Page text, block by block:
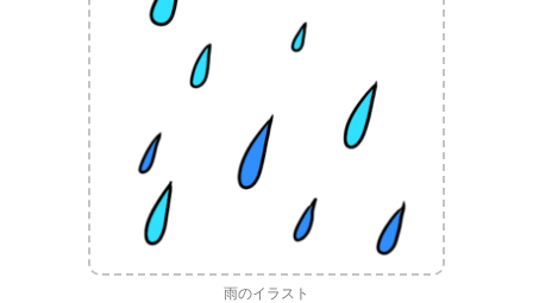
雨のイラスト